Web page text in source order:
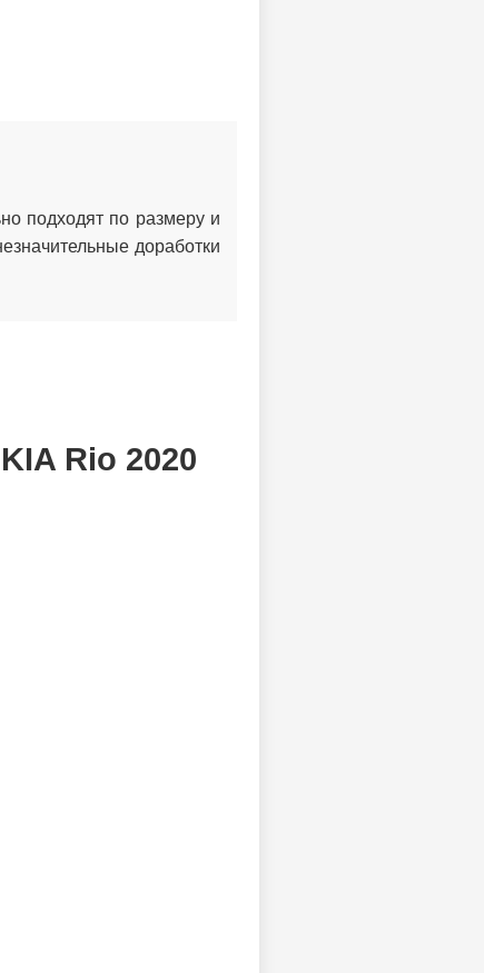
подходят по размеру и
доработки
Rio 2020